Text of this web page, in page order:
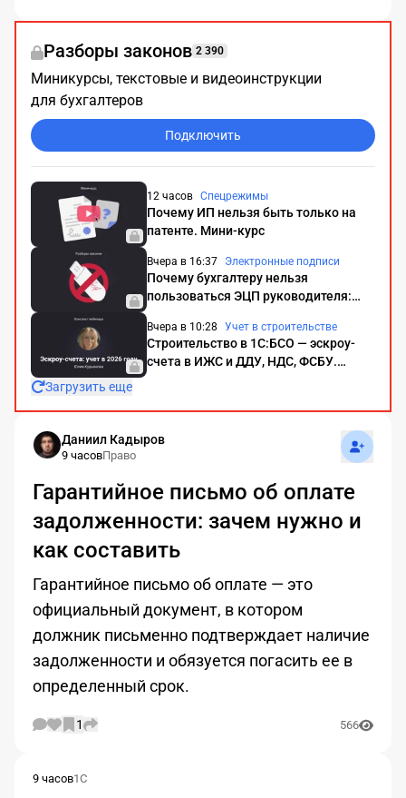
Разборы законов 2 390
Миникурсы, текстовые и видеоинструкции
для бухгалтеров
Подключить
12 часов Спецрежимы
Почему ИП нельзя быть только на
патенте. Мини-курс
Вчера в 16:37 Электронные подписи
Почему бухгалтеру нельзя
пользоваться ЭЦП руководителя:
Вчера в 10:28 Учет в строительстве
Строительство в 1С:БСО — эскроу-
счета в ИЖС и ДДУ, НДС, ФСБУ.
видео
Загрузить еще
Даниил Кадыров
9 часовПраво
Гарантийное письмо об оплате
задолженности: зачем нужно и
как составить
Гарантийное письмо об оплате — это
официальный документ, в котором
должник письменно подтверждает наличие
задолженности и обязуется погасить ее в
определенный срок.
1 566
9 часов1С